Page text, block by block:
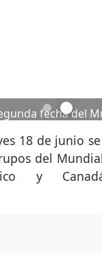
fecha del
18 de junio
del
y